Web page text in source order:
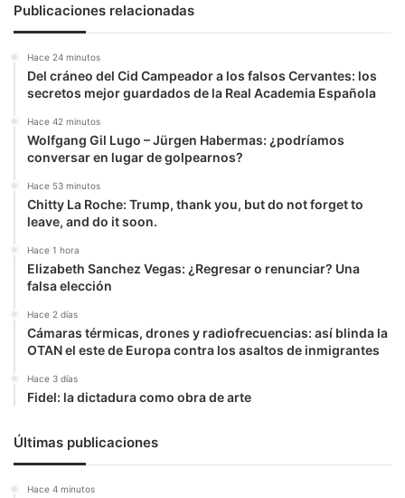
Publicaciones relacionadas
Hace 24 minutos
Del cráneo del Cid Campeador a los falsos Cervantes: los
secretos mejor guardados de la Real Academia Española
Hace 42 minutos
Wolfgang Gil Lugo – Jürgen Habermas: ¿podríamos
conversar en lugar de golpearnos?
Hace 53 minutos
Chitty La Roche: Trump, thank you, but do not forget to
leave, and do it soon.
Hace 1 hora
Elizabeth Sanchez Vegas: ¿Regresar o renunciar? Una
falsa elección
Hace 2 días
Cámaras térmicas, drones y radiofrecuencias: así blinda la
OTAN el este de Europa contra los asaltos de inmigrantes
Hace 3 días
Fidel: la dictadura como obra de arte
Últimas publicaciones
Hace 4 minutos